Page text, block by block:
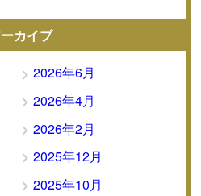
カイブ
2026年6月
2026年4月
2026年2月
2025年12月
2025年10月